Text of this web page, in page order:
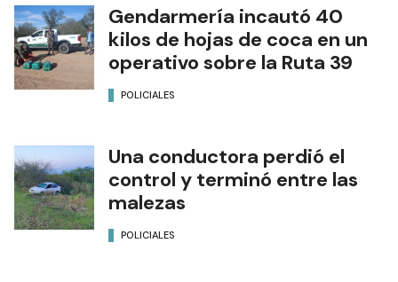
Gendarmería incautó 40
kilos de hojas de coca en un
operativo sobre la Ruta 39
POLICIALES
Una conductora perdió el
control y terminó entre las
malezas
POLICIALES